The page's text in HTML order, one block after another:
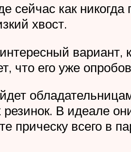
сейчас как
хвост.
вариант,
что его уже
резинок. В идеале
прическу всего в